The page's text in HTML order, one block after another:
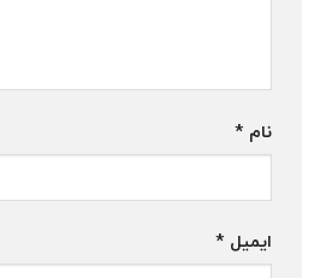
نام *
ایمیل *